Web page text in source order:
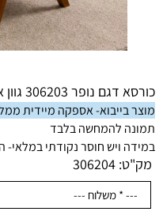
כורסא דגם נופר 306203 גוון אפור רגלי עץ 60/73/82
מוצר בייבוא- אספקה מיידית
תמונה להמחשה בלבד
במידה ויש חוסר נקודתי
מק"ט: 306204